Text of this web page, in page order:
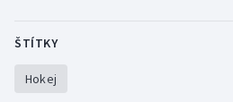
Gymnastika
ŠTÍTKY
Hokej